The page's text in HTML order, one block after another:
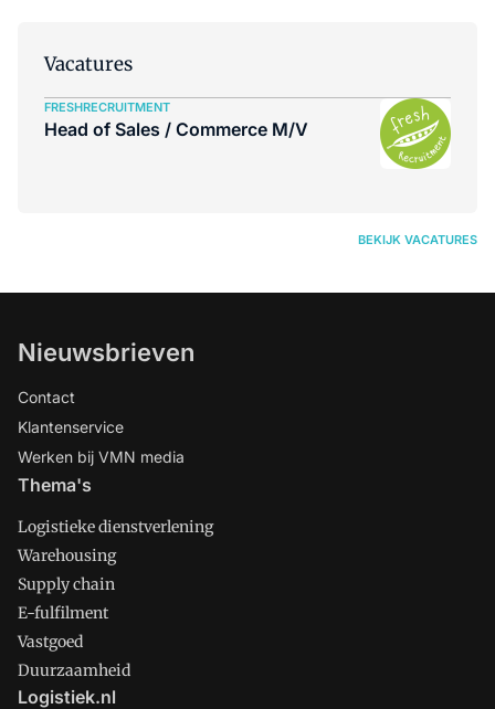
Vacatures
FRESHRECRUITMENT
Head of Sales / Commerce M/V
BEKIJK VACATURES
Nieuwsbrieven
Contact
Klantenservice
Werken bij VMN media
Thema's
Logistieke dienstverlening
Warehousing
Supply chain
E-fulfilment
Vastgoed
Duurzaamheid
Logistiek.nl